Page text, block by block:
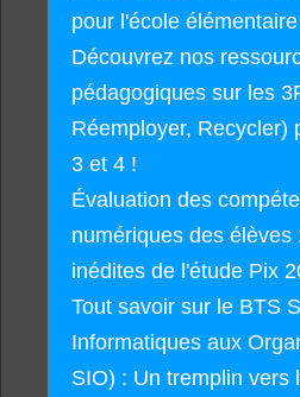
pour l'école élémentaire
Découvrez nos
pédagogiques sur les
Réemployer, Recycler)
3 et 4 !
Évaluation des
numériques des élèves
inédites de l'étude Pix
Tout savoir sur le BTS
Informatiques aux
SIO) : Un tremplin vers